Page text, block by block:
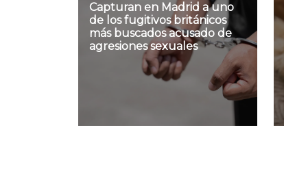
Capturan en Madrid a uno
de los fugitivos británicos
más buscados acusado de
agresiones sexuales